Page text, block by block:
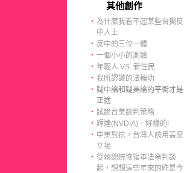
其他創作
‧ 為什麼我看不起某些台獨反
中人士
‧ 反中的三位一體
‧ 一個小小的測驗
‧ 年輕人 VS. 新住民
‧ 我所認識的法輪功
‧ 疑中論和疑美論的平衡才是
正途
‧ 試論台美談判策略
‧ 輝達(NVDIA)，好樣的!
‧ 中美對抗，台灣人該用甚麼
立場
‧ 從賴總統恢復軍法審判談
起，想想這些年來的昨是今